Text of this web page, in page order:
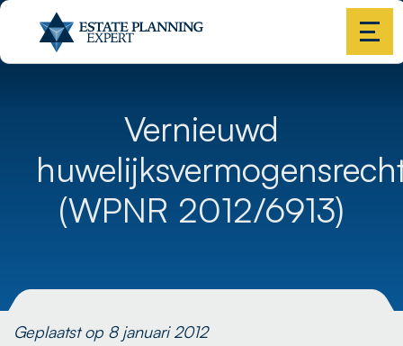
Vernieuwd
(WPNR 2012/6913)
Geplaatst op 8 januari 2012